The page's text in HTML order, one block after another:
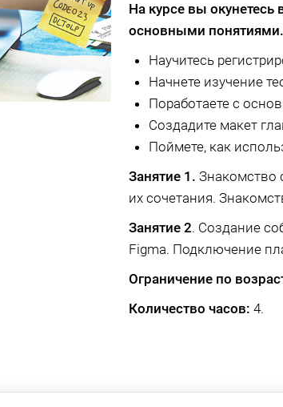
На курсе вы окунетесь
основными понятиями.
Научитесь
Начнете изучение
Поработаете с
Создадите макет
Поймете, как
Занятие 1. Знакомство
их сочетания.
Занятие 2. Создание
Figma. Подключение
Ограничение по
Количество часов: 4.